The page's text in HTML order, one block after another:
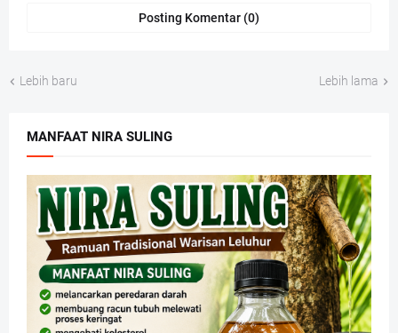
Posting Komentar (0)
Lebih baru Lebih lama
MANFAAT NIRA SULING